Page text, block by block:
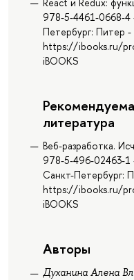
978-5-4461-0668-4
Петербург: Питер -
https://ibooks.ru/
iBOOKS
литература
Веб-разработка.
978-5-496-02463-
Санкт-Петербург:
https://ibooks.ru/
iBOOKS
Авторы
Духанина Алена